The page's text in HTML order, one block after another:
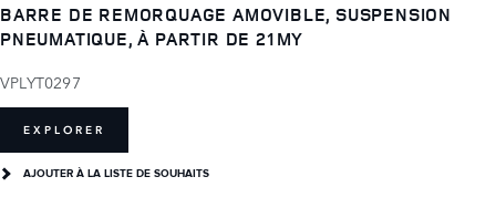
BARRE DE REMORQUAGE AMOVIBLE, SUSPENSION
PNEUMATIQUE, À PARTIR DE 21MY
VPLYT0297
EXPLORER
AJOUTER À LA LISTE DE SOUHAITS